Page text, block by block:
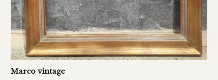
Marco vintage